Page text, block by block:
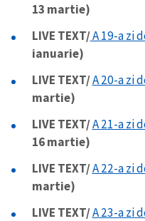
13 martie)
LIVE TEXT/A 19-a zi
ianuarie)
LIVE TEXT/A 20-a zi
martie)
LIVE TEXT/A 21-a zi
16 martie)
LIVE TEXT/A 22-a zi
martie)
LIVE TEXT/A 23-a zi